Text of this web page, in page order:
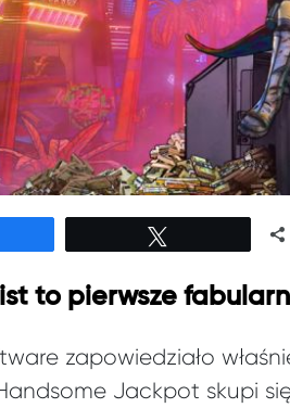
to pierwsze
zapowiedziało
Jackpot skupi